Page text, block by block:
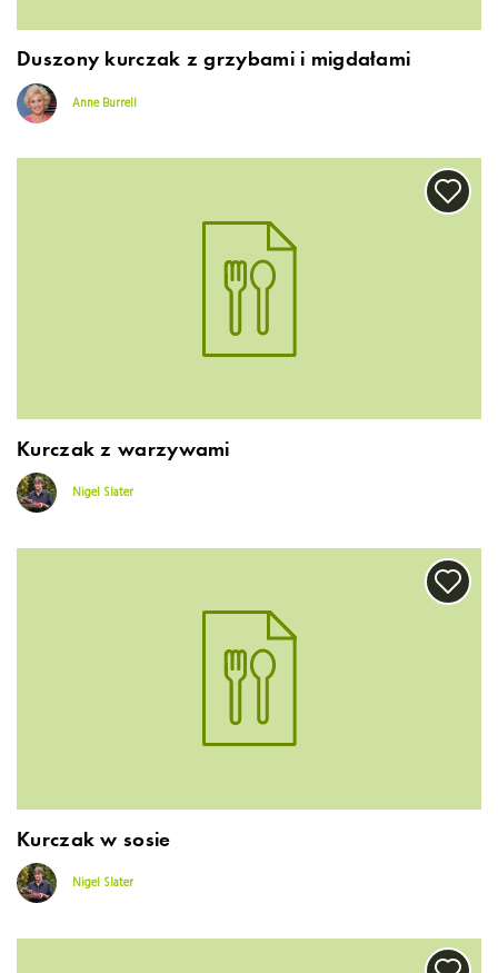
Duszony kurczak z grzybami i migdałami
Anne Burrell
Kurczak z warzywami
Nigel Slater
Kurczak w sosie
Nigel Slater